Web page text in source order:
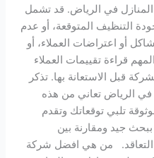
في الرياض. قد تشمل
التنظيف المتوقعة، أو عدم
أو اعتراضات العملاء، أو
قراءة تقييمات العملاء
قبل الاستعانة بها. تذكر
الرياض تعاني من هذه
تلبي توقعاتك وتقدم
جيد ومقارنة بين
التعاقد. من هي افضل شركة